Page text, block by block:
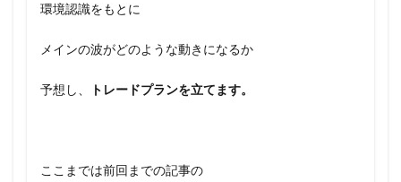
環境認識をもとに
メインの波がどのような動きになるか
予想し、 トレードプランを立てます。
ここまでは前回までの記事の